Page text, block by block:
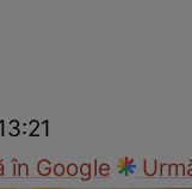
în Google